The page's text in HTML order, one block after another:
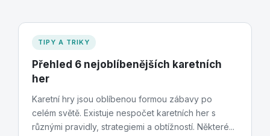
TIPY A TRIKY
Přehled 6 nejoblíbenějších karetních
her
Karetní hry jsou oblíbenou formou zábavy po
celém světě. Existuje nespočet karetních her s
různými pravidly, strategiemi a obtížností. Některé...